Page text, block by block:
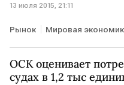
13 июля 2015, 21:11
Рынок Мировая
ОСК оценивает
судах в 1,2 тыс